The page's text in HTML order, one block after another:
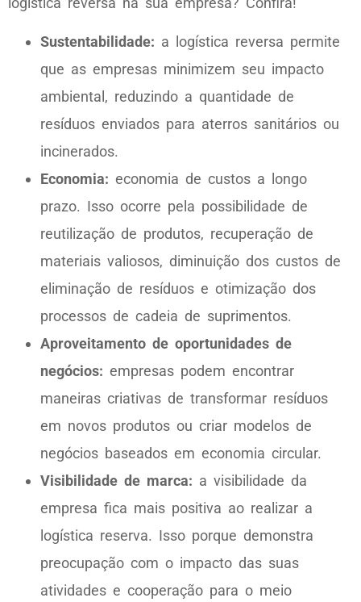
Sustentabilidade: a logística reversa permite
que as empresas minimizem seu impacto
ambiental, reduzindo a quantidade de
resíduos enviados para aterros sanitários ou
incinerados.
Economia: economia de custos a longo
prazo. Isso ocorre pela possibilidade de
reutilização de produtos, recuperação de
materiais valiosos, diminuição dos custos de
eliminação de resíduos e otimização dos
processos de cadeia de suprimentos.
Aproveitamento de oportunidades de
negócios: empresas podem encontrar
maneiras criativas de transformar resíduos
em novos produtos ou criar modelos de
negócios baseados em economia circular.
Visibilidade de marca: a visibilidade da
empresa fica mais positiva ao realizar a
logística reserva. Isso porque demonstra
preocupação com o impacto das suas
atividades e cooperação para o meio